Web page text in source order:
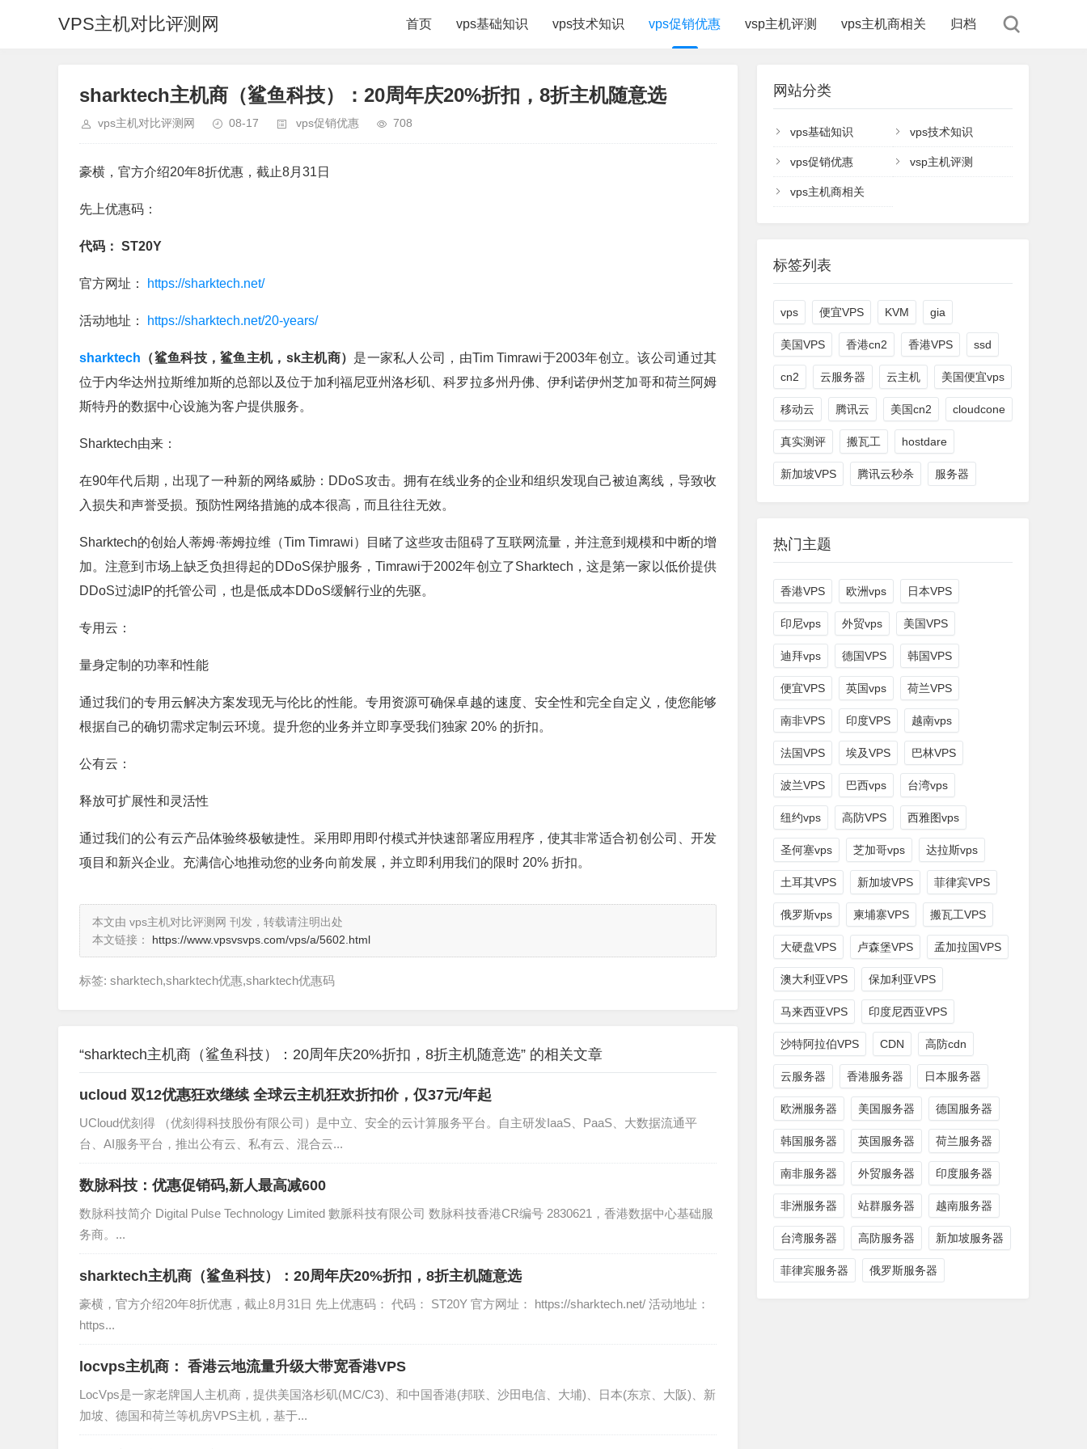
VPS主机对比评测网 首页 vps基础知识 vps技术知识 vps促销优惠 vsp主机评测 vps主机商相关 归档
sharktech主机商（鲨鱼科技）：20周年庆20%折扣，8折主机随意选
vps主机对比评测网 08-17 vps促销优惠 708
豪横，官方介绍20年8折优惠，截止8月31日
先上优惠码：
代码： ST20Y
官方网址： https://sharktech.net/
活动地址： https://sharktech.net/20-years/
sharktech （鲨鱼科技，鲨鱼主机，sk主机商） 是一家私人公司，由Tim Timrawi于2003年创立。该公司通过其
位于内华达州拉斯维加斯的总部以及位于加利福尼亚州洛杉矶、科罗拉多州丹佛、伊利诺伊州芝加哥和荷兰阿姆
斯特丹的数据中心设施为客户提供服务。
Sharktech由来：
在90年代后期，出现了一种新的网络威胁：DDoS攻击。拥有在线业务的企业和组织发现自己被迫离线，导致收
入损失和声誉受损。预防性网络措施的成本很高，而且往往无效。
Sharktech的创始人蒂姆·蒂姆拉维（Tim Timrawi）目睹了这些攻击阻碍了互联网流量，并注意到规模和中断的增
加。注意到市场上缺乏负担得起的DDoS保护服务，Timrawi于2002年创立了Sharktech，这是第一家以低价提供
DDoS过滤IP的托管公司，也是低成本DDoS缓解行业的先驱。
专用云：
量身定制的功率和性能
通过我们的专用云解决方案发现无与伦比的性能。专用资源可确保卓越的速度、安全性和完全自定义，使您能够
根据自己的确切需求定制云环境。提升您的业务并立即享受我们独家 20% 的折扣。
公有云：
释放可扩展性和灵活性
通过我们的公有云产品体验终极敏捷性。采用即用即付模式并快速部署应用程序，使其非常适合初创公司、开发
项目和新兴企业。充满信心地推动您的业务向前发展，并立即利用我们的限时 20% 折扣。
本文由 vps主机对比评测网 刊发，转载请注明出处
本文链接： https://www.vpsvsvps.com/vps/a/5602.html
标签: sharktech,sharktech优惠,sharktech优惠码
“sharktech主机商（鲨鱼科技）：20周年庆20%折扣，8折主机随意选” 的相关文章
ucloud 双12优惠狂欢继续 全球云主机狂欢折扣价，仅37元/年起
UCloud优刻得 （优刻得科技股份有限公司）是中立、安全的云计算服务平台。自主研发IaaS、PaaS、大数据流通平
台、AI服务平台，推出公有云、私有云、混合云...
数脉科技：优惠促销码,新人最高减600
数脉科技简介 Digital Pulse Technology Limited 數脈科技有限公司 数脉科技香港CR编号 2830621，香港数据中心基础服
务商。...
sharktech主机商（鲨鱼科技）：20周年庆20%折扣，8折主机随意选
豪横，官方介绍20年8折优惠，截止8月31日 先上优惠码： 代码： ST20Y 官方网址： https://sharktech.net/ 活动地址：
https...
locvps主机商： 香港云地流量升级大带宽香港VPS
LocVps是一家老牌国人主机商，提供美国洛杉矶(MC/C3)、和中国香港(邦联、沙田电信、大埔)、日本(东京、大阪)、新
加坡、德国和荷兰等机房VPS主机，基于...
网站分类
vps基础知识 vps技术知识
vps促销优惠 vsp主机评测
vps主机商相关
标签列表
vps 便宜VPS KVM gia
美国VPS 香港cn2 香港VPS ssd
cn2 云服务器 云主机 美国便宜vps
移动云 腾讯云 美国cn2 cloudcone
真实测评 搬瓦工 hostdare
新加坡VPS 腾讯云秒杀 服务器
热门主题
香港VPS 欧洲vps 日本VPS
印尼vps 外贸vps 美国VPS
迪拜vps 德国VPS 韩国VPS
便宜VPS 英国vps 荷兰VPS
南非VPS 印度VPS 越南vps
法国VPS 埃及VPS 巴林VPS
波兰VPS 巴西vps 台湾vps
纽约vps 高防VPS 西雅图vps
圣何塞vps 芝加哥vps 达拉斯vps
土耳其VPS 新加坡VPS 菲律宾VPS
俄罗斯vps 柬埔寨VPS 搬瓦工VPS
大硬盘VPS 卢森堡VPS 孟加拉国VPS
澳大利亚VPS 保加利亚VPS
马来西亚VPS 印度尼西亚VPS
沙特阿拉伯VPS CDN 高防cdn
云服务器 香港服务器 日本服务器
欧洲服务器 美国服务器 德国服务器
韩国服务器 英国服务器 荷兰服务器
南非服务器 外贸服务器 印度服务器
非洲服务器 站群服务器 越南服务器
台湾服务器 高防服务器 新加坡服务器
菲律宾服务器 俄罗斯服务器